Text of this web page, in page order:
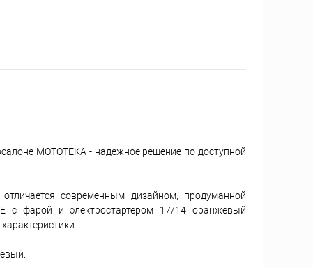
МОТОТЕКА - надежное решение по доступной
современным дизайном, продуманной
с фарой и электростартером 17/14 оранжевый